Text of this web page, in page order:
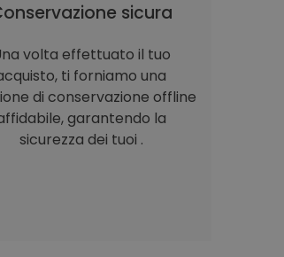
sicura
volta effettuato il tuo
ti forniamo una
di conservazione offline
garantendo la
sicurezza dei tuoi .